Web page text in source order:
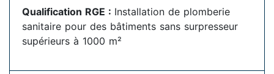
Qualification RGE : Installation de plomberie
sanitaire pour des bâtiments sans surpresseur
supérieurs à 1000 m²